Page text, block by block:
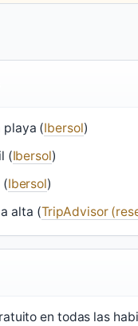
playa (Ibersol)
(Ibersol)
(Ibersol)
alta (TripAdvisor
en todas las